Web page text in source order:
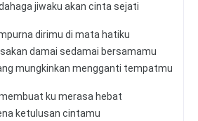
jiwaku akan cinta sejati
dirimu di mata hatiku
damai sedamai bersamamu
mungkinkan mengganti tempatmu
ku merasa hebat
ketulusan cintamu